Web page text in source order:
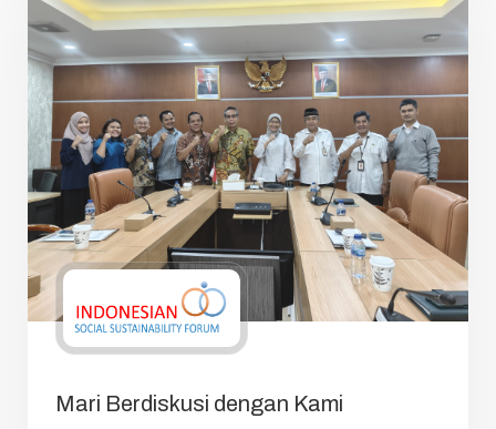
Mari Berdiskusi dengan Kami